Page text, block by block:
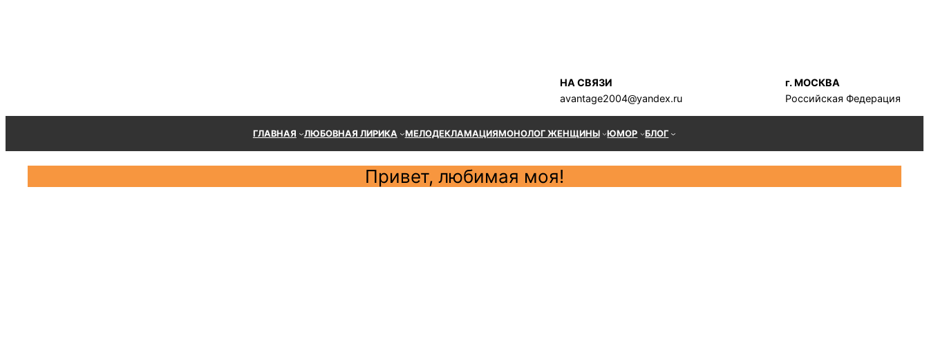
НА СВЯЗИ
avantage2004@yandex.ru
г. МОСКВА
Российская Федерация
ГЛАВНАЯ ЛЮБОВНАЯ ЛИРИКА МЕЛОДЕКЛАМАЦИЯМОНОЛОГ ЖЕНЩИНЫ ЮМОР БЛОГ
Привет, любимая моя!